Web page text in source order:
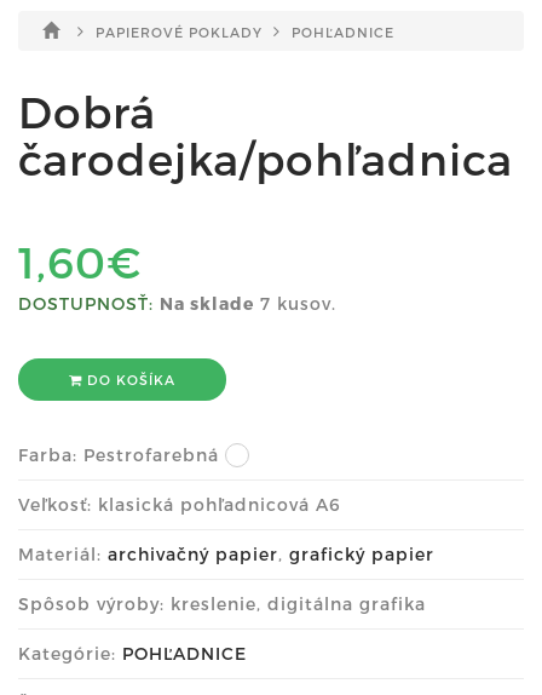
PAPIEROVÉ POKLADY POHĽADNICE
Dobrá
čarodejka/pohľadnica
1,60€
DOSTUPNOSŤ: Na sklade 7 kusov.
DO KOŠÍKA
Farba: Pestrofarebná
Veľkosť: klasická pohľadnicová A6
Materiál: archivačný papier, grafický papier
Spôsob výroby: kreslenie, digitálna grafika
Kategórie: POHĽADNICE